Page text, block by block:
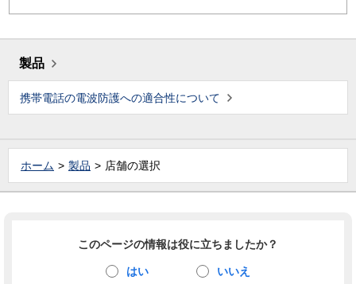
製品
携帯電話の電波防護への適合性について
ホーム 製品 店舗の選択
このページの情報は役に立ちましたか？
はい いいえ